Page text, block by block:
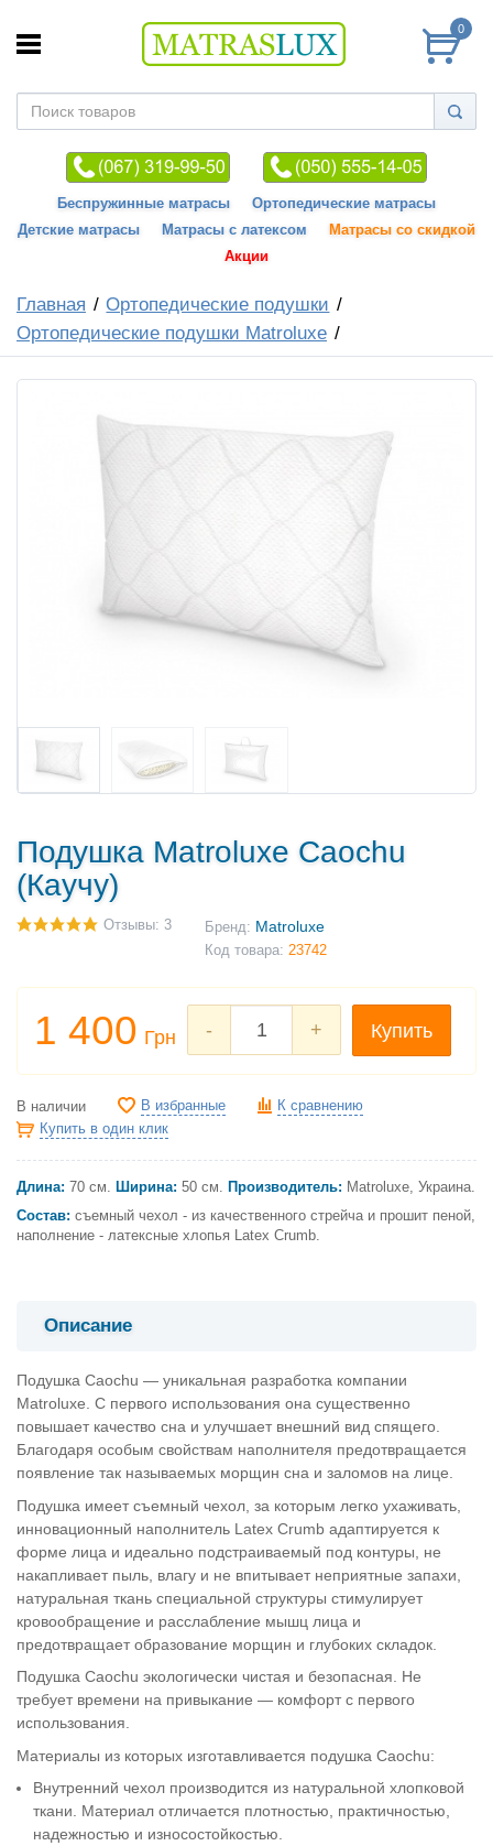
0
Беспружинные матрасы
Ортопедические матрасы
Детские матрасы
Матрасы с латексом
Матрасы со скидкой
Акции
Главная
Ортопедические подушки
Ортопедические подушки Matroluxe
Подушка Matroluxe Caochu
(Каучу)
Отзывы: 3 Бренд: Matroluxe
Код товара: 23742
1 400 Грн - + Купить
В наличии В избранные
К сравнению
Купить в один клик
Длина: 70 см. Ширина: 50 см. Производитель: Matroluxe, Украина.
Состав: съемный чехол - из качественного стрейча и прошит пеной
наполнение - латексные хлопья Latex Crumb
Описание
Подушка Caochu — уникальная разработка компании
Matroluxe. С первого использования она существенно
повышает качество сна и улучшает внешний вид спящего.
Благодаря особым свойствам наполнителя предотвращается
появление так называемых морщин сна и заломов на лице.
Подушка имеет съемный чехол, за которым легко ухаживать,
инновационный наполнитель Latex Crumb адаптируется к
форме лица и идеально подстраиваемый под контуры, не
накапливает пыль, влагу и не впитывает неприятные запахи,
натуральная ткань специальной структуры стимулирует
кровообращение и расслабление мышц лица и
предотвращает образование морщин и глубоких складок.
Подушка Caochu экологически чистая и безопасная. Не
требует времени на привыкание — комфорт с первого
использования.
Материалы из которых изготавливается подушка Caochu:
Внутренний чехол производится из натуральной хлопковой
ткани. Материал отличается плотностью, практичностью,
надежностью и износостойкостью.